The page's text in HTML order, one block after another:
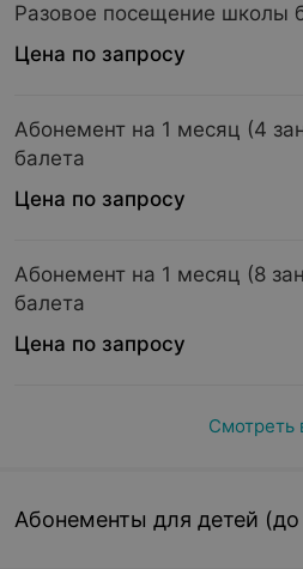
Разовое посещение школы
Цена по запросу
Абонемент на 1 месяц (4
балета
Цена по запросу
Абонемент на 1 месяц (8
балета
Цена по запросу
Смотреть
Абонементы для детей (до